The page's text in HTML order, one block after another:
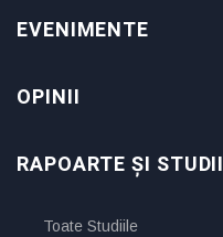
EVENIMENTE
OPINII
RAPOARTE ȘI STUDII
Toate Studiile